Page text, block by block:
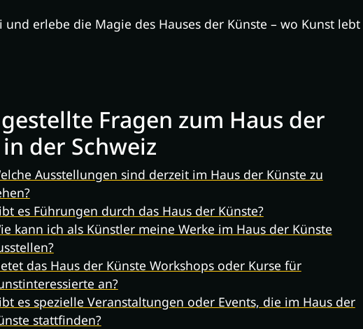
und erlebe die Magie des Hauses der Künste – wo Kunst lebt
Fragen zum Haus der
der Schweiz
Ausstellungen sind derzeit im Haus der Künste zu
es Führungen durch das Haus der Künste?
kann ich als Künstler meine Werke im Haus der Künste
das Haus der Künste Workshops oder Kurse für
an?
es spezielle Veranstaltungen oder Events, die im Haus der
stattfinden?